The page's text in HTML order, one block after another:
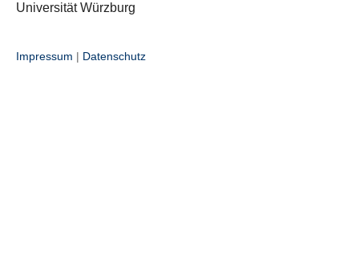
Universität Würzburg
Impressum | Datenschutz